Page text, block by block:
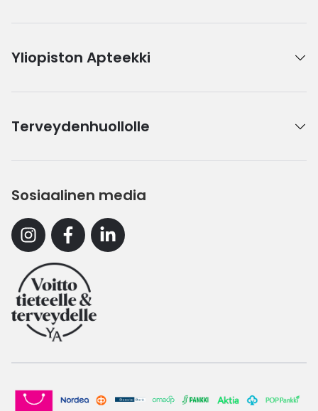
Yliopiston Apteekki
Terveydenhuollolle
Sosiaalinen media
InstagramFacebookLinkedin